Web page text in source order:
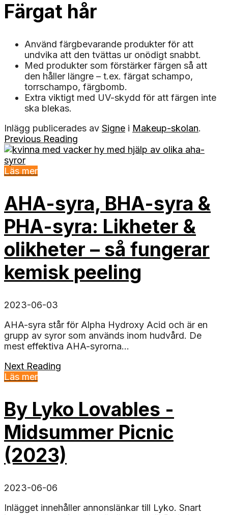
Färgat hår
Använd färgbevarande produkter för att
undvika att den tvättas ur onödigt snabbt.
Med produkter som förstärker färgen så att
den håller längre – t.ex. färgat schampo,
torrschampo, färgbomb.
Extra viktigt med UV-skydd för att färgen inte
ska blekas.
Inlägg publicerades av Signe i Makeup-skolan.
Previous Reading
Läs mer
AHA-syra, BHA-syra &
PHA-syra: Likheter &
olikheter – så fungerar
kemisk peeling
2023-06-03
AHA-syra står för Alpha Hydroxy Acid och är en
grupp av syror som används inom hudvård. De
mest effektiva AHA-syrorna...
Next Reading
Läs mer
By Lyko Lovables -
Midsummer Picnic
(2023)
2023-06-06
Inlägget innehåller annonslänkar till Lyko. Snart